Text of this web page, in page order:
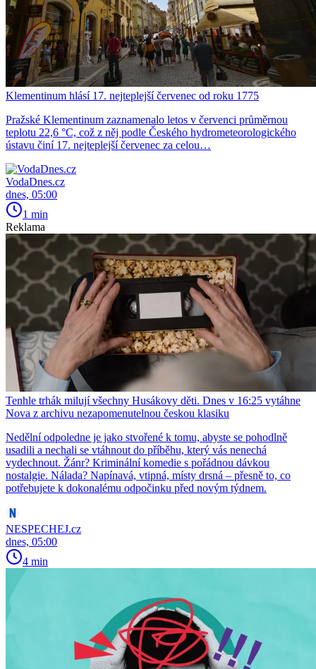
Klementinum hlásí 17. nejteplejší červenec od roku 1775
Pražské Klementinum zaznamenalo letos v červenci průměrnou
teplotu 22,6 °C, což z něj podle Českého hydrometeorologického
ústavu činí 17. nejteplejší červenec za celou…
VodaDnes.cz
dnes, 05:00
1 min
Reklama
Tenhle trhák milují všechny Husákovy děti. Dnes v 16:25 vytáhne
Nova z archivu nezapomenutelnou českou klasiku
Nedělní odpoledne je jako stvořené k tomu, abyste se pohodlně
usadili a nechali se vtáhnout do příběhu, který vás nenechá
vydechnout. Žánr? Kriminální komedie s pořádnou dávkou
nostalgie. Nálada? Napínavá, vtipná, místy drsná – přesně to, co
potřebujete k dokonalému odpočinku před novým týdnem.
NESPECHEJ.cz
dnes, 05:00
4 min